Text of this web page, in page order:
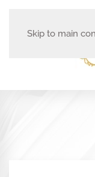
Skip to main